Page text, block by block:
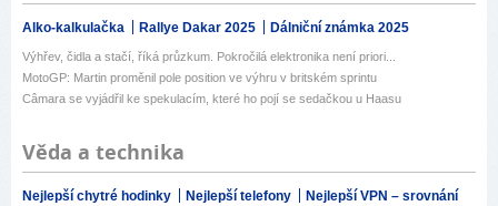
Alko-kalkulačka Rallye Dakar 2025 Dálniční známka 2025
Výhřev, čidla a stačí, říká průzkum. Pokročilá elektronika není priori...
MotoGP: Martin proměnil pole position ve výhru v britském sprintu
Câmara se vyjádřil ke spekulacím, které ho pojí se sedačkou u Haasu
Věda a technika
Nejlepší chytré hodinky Nejlepší telefony Nejlepší VPN – srovnání